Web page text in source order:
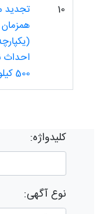
10
تجدید
همزمان
احداث
500 کیلوواتی
کلیدواژه:
نوع آگهی: